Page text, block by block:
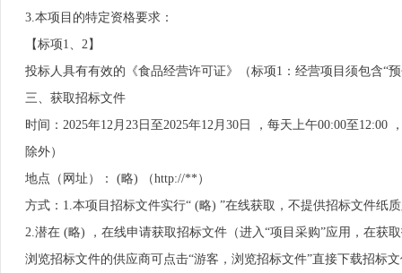
3.本项目的特定资格要求：
【标项1、2】
投标人具有有效的《食品经营许可证》（标项1：经营项目须包含“
三、获取招标文件
时间：2025年12月23日至2025年12月30日 ，每天上午00:00至
除外）
地点（网址）： (略) （http://**）
方式：1.本项目招标文件实行“ (略) ”在线获取，不提供招标文件纸
2.潜在 (略) ，在线申请获取招标文件（进入“项目采购”应用，在获
浏览招标文件的供应商可点击“游客，浏览招标文件”直接下载招标